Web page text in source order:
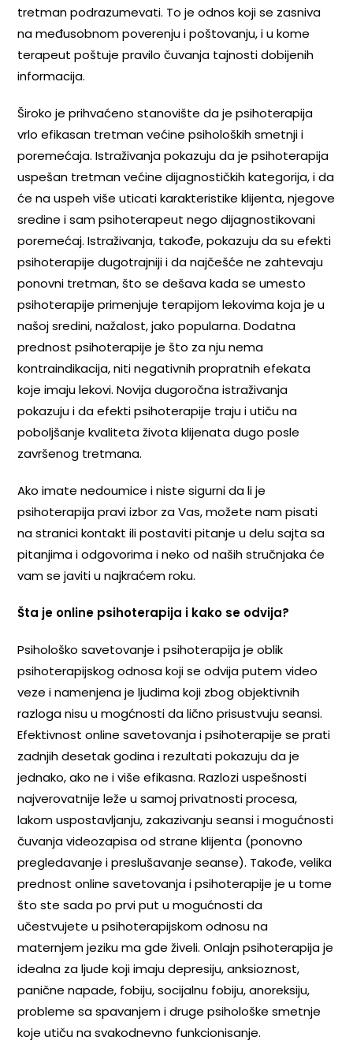
tretman podrazumevati. To je odnos koji se zasniva
na međusobnom poverenju i poštovanju, i u kome
terapeut poštuje pravilo čuvanja tajnosti dobijenih
informacija.
Široko je prihvaćeno stanovište da je psihoterapija
vrlo efikasan tretman većine psiholoških smetnji i
poremećaja. Istraživanja pokazuju da je psihoterapija
uspešan tretman većine dijagnostičkih kategorija, i da
će na uspeh više uticati karakteristike klijenta, njegove
sredine i sam psihoterapeut nego dijagnostikovani
poremećaj. Istraživanja, takođe, pokazuju da su efekti
psihoterapije dugotrajniji i da najčešće ne zahtevaju
ponovni tretman, što se dešava kada se umesto
psihoterapije primenjuje terapijom lekovima koja je u
našoj sredini, nažalost, jako popularna. Dodatna
prednost psihoterapije je što za nju nema
kontraindikacija, niti negativnih propratnih efekata
koje imaju lekovi. Novija dugoročna istraživanja
pokazuju i da efekti psihoterapije traju i utiču na
poboljšanje kvaliteta života klijenata dugo posle
završenog tretmana.
Ako imate nedoumice i niste sigurni da li je
psihoterapija pravi izbor za Vas, možete nam pisati
na stranici kontakt ili postaviti pitanje u delu sajta sa
pitanjima i odgovorima i neko od naših stručnjaka će
vam se javiti u najkraćem roku.
Šta je online psihoterapija i kako se odvija?
Psihološko savetovanje i psihoterapija je oblik
psihoterapijskog odnosa koji se odvija putem video
veze i namenjena je ljudima koji zbog objektivnih
razloga nisu u mogćnosti da lično prisustvuju seansi.
Efektivnost online savetovanja i psihoterapije se prati
zadnjih desetak godina i rezultati pokazuju da je
jednako, ako ne i više efikasna. Razlozi uspešnosti
najverovatnije leže u samoj privatnosti procesa,
lakom uspostavljanju, zakazivanju seansi i mogućnosti
čuvanja videozapisa od strane klijenta (ponovno
pregledavanje i preslušavanje seanse). Takođe, velika
prednost online savetovanja i psihoterapije je u tome
što ste sada po prvi put u mogućnosti da
učestvujete u psihoterapijskom odnosu na
maternjem jeziku ma gde živeli. Onlajn psihoterapija je
idealna za ljude koji imaju depresiju, anksioznost,
panične napade, fobiju, socijalnu fobiju, anoreksiju,
probleme sa spavanjem i druge psihološke smetnje
koje utiču na svakodnevno funkcionisanje.